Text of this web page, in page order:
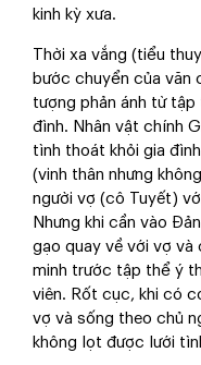
kinh kỳ xưa.
Thời xa vắng (tiểu
bước chuyển của văn
tượng phản ánh từ
đình. Nhân vật chính
tình thoát khỏi gia
(vinh thân nhưng
người vợ (cô Tuyết)
Nhưng khi cần vào
gạo quay về với vợ
minh trước tập thể ý
viên. Rốt cục, khi có
vợ và sống theo chủ
không lọt được lưới